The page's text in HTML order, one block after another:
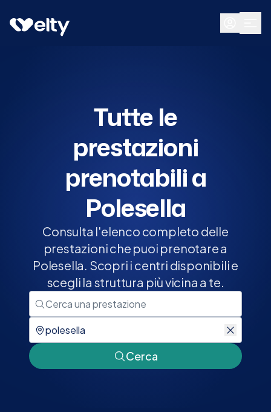
Prenota visita
Tutte le
prestazioni
prenotabili a
Polesella
Consulta l'elenco completo delle
prestazioni che puoi prenotare a
Polesella. Scopri i centri disponibili e
scegli la struttura più vicina a te.
Cerca